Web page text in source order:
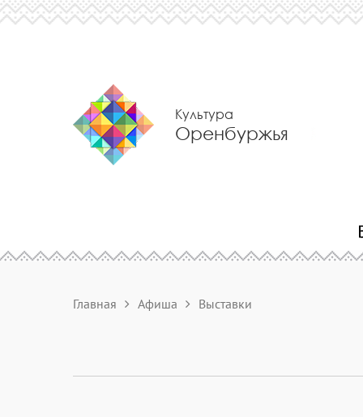
Культура
Оренбуржья
Главная Афиша Выставки